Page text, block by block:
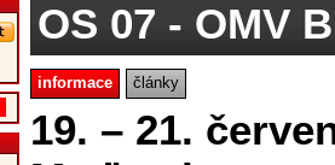
OS 07 - OMV
informace články
19. – 21.